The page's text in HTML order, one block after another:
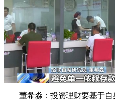
董希淼：投资理财要基于